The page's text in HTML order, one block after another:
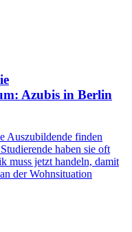
Azubis in Berlin
Auszubildende finden
haben sie oft
muss jetzt handeln, damit
der Wohnsituation